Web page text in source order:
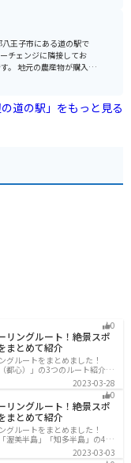
観光スポットも点在して
う。 道の駅 湘南
トも開催されています。
ブや、季節のイベントな
できる機会です。イベン
きます。 お土産に
足を延ばせ
手作りジャムなどが人気
地元産の食材をふんだん
きます。特に、地元産の
こでしか味わえない人気
王子市にある道の駅で
チェンジに隣接してお
入で
食材を使った料理が楽し
目当てに訪れる人も多く
す。道の駅のすぐ近くに
観光スポットも点在して
ます。 八王子滝山
の道の駅」をもっと見る
0
リングルート！絶景スポ
まとめて紹介
グルートをまとめました！
都心）」の3つのルート紹介し
自然、東に行けば都心スポッ
スポットが多数あります。バ
に行く際は参考にしてくださ
2023-03-28
0
リングルート！絶景スポ
まとめて紹介
グルートをまとめました！
渥美半島」「知多半島」の4つ
屋周辺の栄えたスポットから
あり、自然・歴史・文化を満
2023-03-03